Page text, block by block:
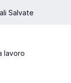
Salvate
lavoro